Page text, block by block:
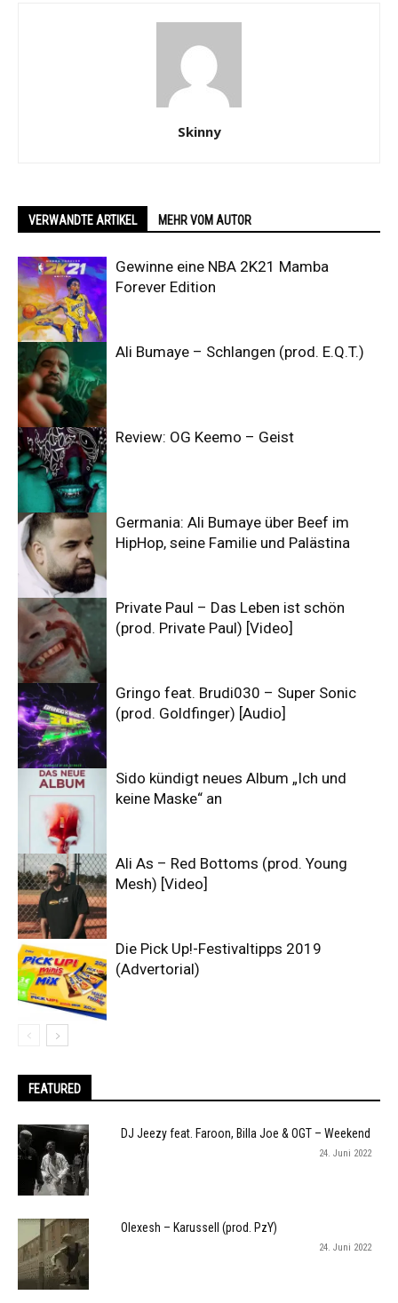
Skinny
VERWANDTE ARTIKEL MEHR VOM AUTOR
Gewinne eine NBA 2K21 Mamba
Forever Edition
Ali Bumaye – Schlangen (prod. E.Q.T.)
Review: OG Keemo – Geist
Germania: Ali Bumaye über Beef im
HipHop, seine Familie und Palästina
Private Paul – Das Leben ist schön
(prod. Private Paul) [Video]
Gringo feat. Brudi030 – Super Sonic
(prod. Goldfinger) [Audio]
Sido kündigt neues Album „Ich und
keine Maske“ an
Ali As – Red Bottoms (prod. Young
Mesh) [Video]
Die Pick Up!-Festivaltipps 2019
(Advertorial)
FEATURED
DJ Jeezy feat. Faroon, Billa Joe & OGT – Weekend
24. Juni 2022
Olexesh – Karussell (prod. PzY)
24. Juni 2022